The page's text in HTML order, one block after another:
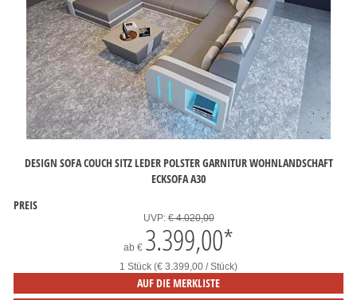
DESIGN SOFA COUCH SITZ LEDER POLSTER GARNITUR WOHNLANDSCHAFT
ECKSOFA A30
PREIS
UVP:€ 4.020,00
ab € 3.399,00*
1 Stück (€ 3.399,00 / Stück)
AUF DIE MERKLISTE